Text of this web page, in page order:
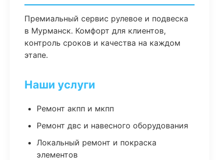
Премиальный сервис рулевое и подвеска
в Мурманск. Комфорт для клиентов,
контроль сроков и качества на каждом
этапе.
Наши услуги
Ремонт акпп и мкпп
Ремонт двс и навесного оборудования
Локальный ремонт и покраска
элементов